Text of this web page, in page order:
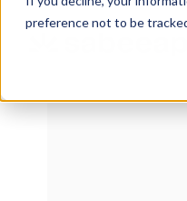
preference not to be